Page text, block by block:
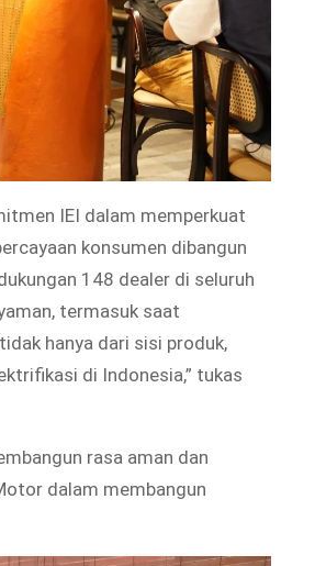
IEI dalam memperkuat
konsumen dibangun
148 dealer di seluruh
termasuk saat
hanya dari sisi produk,
di Indonesia,” tukas
rasa aman dan
dalam membangun